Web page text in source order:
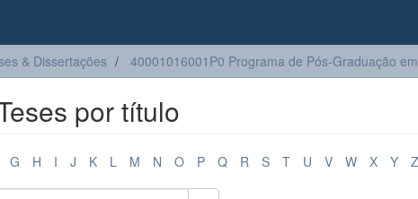
& Dissertações 40001016001P0 Programa de Pós-Graduação
por título
G H I J K L M N O P Q R S T U V W X Y Z